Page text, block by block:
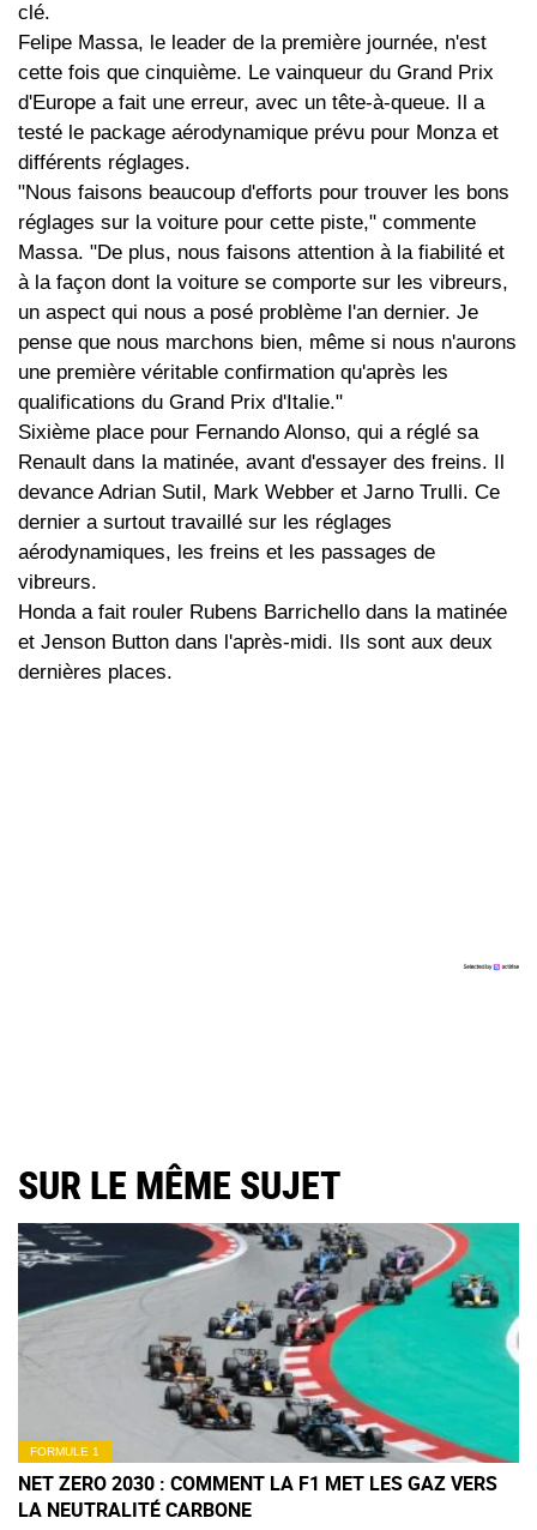
clé.
Felipe Massa, le leader de la première journée, n'est
cette fois que cinquième. Le vainqueur du Grand Prix
d'Europe a fait une erreur, avec un tête-à-queue. Il a
testé le package aérodynamique prévu pour Monza et
différents réglages.
"Nous faisons beaucoup d'efforts pour trouver les bons
réglages sur la voiture pour cette piste," commente
Massa. "De plus, nous faisons attention à la fiabilité et
à la façon dont la voiture se comporte sur les vibreurs,
un aspect qui nous a posé problème l'an dernier. Je
pense que nous marchons bien, même si nous n'aurons
une première véritable confirmation qu'après les
qualifications du Grand Prix d'Italie."
Sixième place pour Fernando Alonso, qui a réglé sa
Renault dans la matinée, avant d'essayer des freins. Il
devance Adrian Sutil, Mark Webber et Jarno Trulli. Ce
dernier a surtout travaillé sur les réglages
aérodynamiques, les freins et les passages de
vibreurs.
Honda a fait rouler Rubens Barrichello dans la matinée
et Jenson Button dans l'après-midi. Ils sont aux deux
dernières places.
SUR LE MÊME SUJET
FORMULE 1
NET ZERO 2030 : COMMENT LA F1 MET LES GAZ VERS
LA NEUTRALITÉ CARBONE